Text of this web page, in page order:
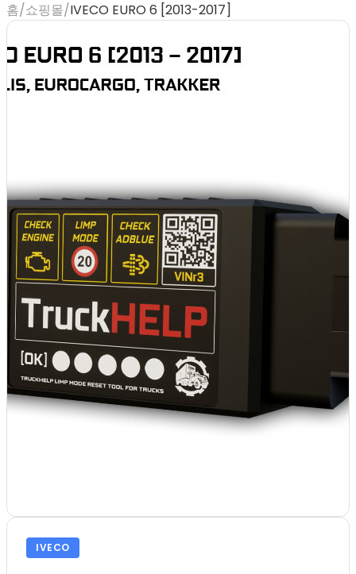
홈/쇼핑몰/IVECO EURO 6 [2013-2017]
IVECO